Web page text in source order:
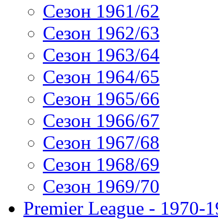
Сезон 1961/62
Сезон 1962/63
Сезон 1963/64
Сезон 1964/65
Сезон 1965/66
Сезон 1966/67
Сезон 1967/68
Сезон 1968/69
Сезон 1969/70
Premier League - 1970-